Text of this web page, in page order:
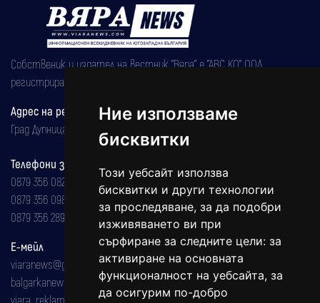
Ние използваме
бисквитки
Този уебсайт използва
бисквитки и други технологии
за проследяване, за да подобри
изживяването ви при
сърфиране за следните цели: за
активиране на основната
функционалност на уебсайта, за
да осигурим по-добро
Собственик и издател на вестник "Вяра" е "АВС КО" ООД,
регистрирана на 08.05.2002 година.
Адрес на редакцията
Град Дупница, ул.''Христо Ботев" 43
Телефони за реклама и абонаменти
0879 356 082
0879 356 098
0879 356 289
Е-мейл
viaranews@gmail.com
balgarkanews@gmail.com
viara_reklama@mail.bg